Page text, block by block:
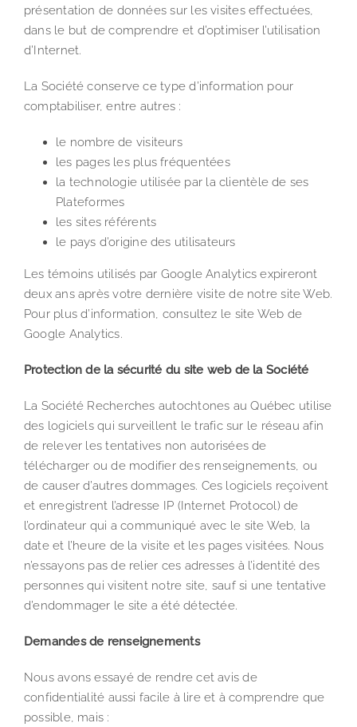
présentation de données sur les visites effectuées,
dans le but de comprendre et d’optimiser l’utilisation
d’Internet.
La Société conserve ce type d’information pour
comptabiliser, entre autres :
le nombre de visiteurs
les pages les plus fréquentées
la technologie utilisée par la clientèle de ses
Plateformes
les sites référents
le pays d’origine des utilisateurs
Les témoins utilisés par Google Analytics expireront
deux ans après votre dernière visite de notre site Web.
Pour plus d’information, consultez le site Web de
Google Analytics.
Protection de la sécurité du site web de la Société
La Société Recherches autochtones au Québec utilise
des logiciels qui surveillent le trafic sur le réseau afin
de relever les tentatives non autorisées de
télécharger ou de modifier des renseignements, ou
de causer d’autres dommages. Ces logiciels reçoivent
et enregistrent l’adresse IP (Internet Protocol) de
l’ordinateur qui a communiqué avec le site Web, la
date et l’heure de la visite et les pages visitées. Nous
n’essayons pas de relier ces adresses à l’identité des
personnes qui visitent notre site, sauf si une tentative
d’endommager le site a été détectée.
Demandes de renseignements
Nous avons essayé de rendre cet avis de
confidentialité aussi facile à lire et à comprendre que
possible, mais :